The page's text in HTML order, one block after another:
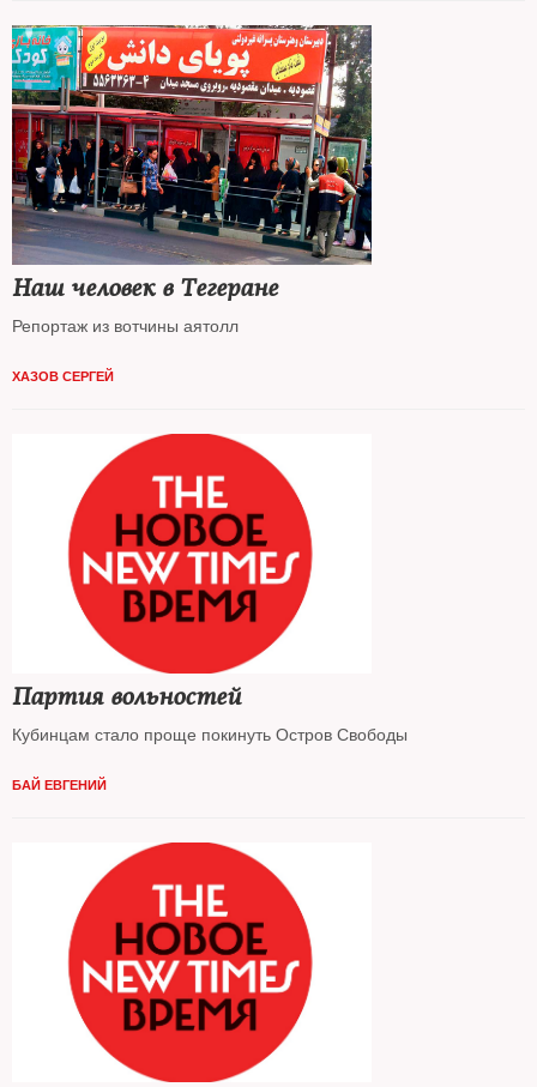
Наш человек в Тегеране
Репортаж из вотчины аятолл
ХАЗОВ СЕРГЕЙ
Партия вольностей
Кубинцам стало проще покинуть Остров Свободы
БАЙ ЕВГЕНИЙ